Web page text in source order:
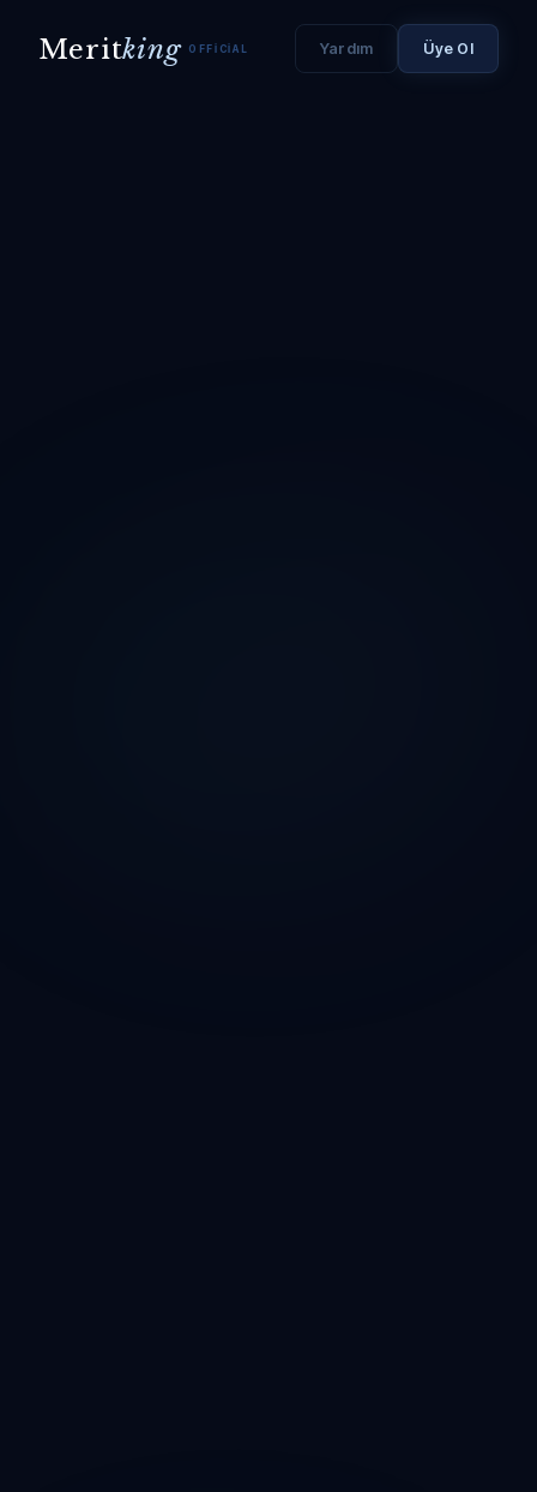
Meritking OFFICIAL Yardım Üye Ol